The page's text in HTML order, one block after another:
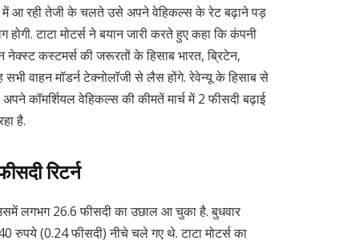
में आ रही तेजी के चलते उसे अपने वेहिकल्स के रेट बढ़ाने पड़
टाटा मोटर्स ने बयान जारी करते हुए कहा कि कंपनी
कस्टमर्स की जरूरतों के हिसाब भारत, ब्रिटेन,
वाहन मॉडर्न टेक्नोलॉजी से लैस होंगे. रेवेन्यू के हिसाब से
कॉमर्शियल वेहिकल्स की कीमतें मार्च में 2 फीसदी बढ़ाई
है.
रिटर्न
उसमें लगभग 26.6 फीसदी का उछाल आ चुका है. बुधवार
(0.24 फीसदी) नीचे चले गए थे. टाटा मोटर्स का